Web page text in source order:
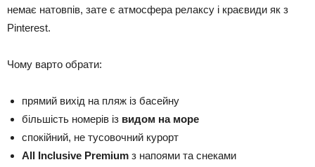
немає натовпів, зате є атмосфера релаксу і краєвиди як з
Pinterest.
Чому варто обрати:
прямий вихід на пляж із басейну
більшість номерів із видом на море
спокійний, не тусовочний курорт
All Inclusive Premium з напоями та снеками